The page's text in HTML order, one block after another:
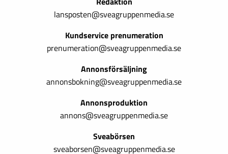
lansposten@sveagruppenmedia.se
Kundservice prenumeration
prenumeration@sveagruppenmedia.se
Annonsförsäljning
annonsbokning@sveagruppenmedia.se
Annonsproduktion
annons@sveagruppenmedia.se
Sveabörsen
sveaborsen@sveagruppenmedia.se